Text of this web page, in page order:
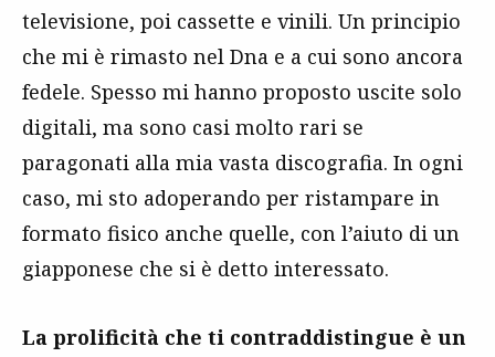
televisione, poi cassette e vinili. Un principio
che mi è rimasto nel Dna e a cui sono ancora
fedele. Spesso mi hanno proposto uscite solo
digitali, ma sono casi molto rari se
paragonati alla mia vasta discografia. In ogni
caso, mi sto adoperando per ristampare in
formato fisico anche quelle, con l’aiuto di un
giapponese che si è detto interessato.
La prolificità che ti contraddistingue è un